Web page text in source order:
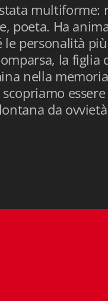
multiforme:
poeta. Ha
personalità
la figlia
nella
da